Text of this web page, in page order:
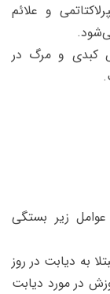
و علائم
کبدی و مرگ در
زیر بستگی
از بیماران مبتلا به دیابت در روز
در مورد دیابت